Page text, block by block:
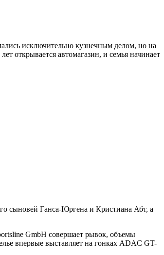
исключительно кузнечным делом, но на
открывается автомагазин, и семья начинает
сыновей Ганса-Юргена и Кристиана Абт, а
GmbH совершает рывок, объемы
впервые выставляет на гонках ADAC GT-